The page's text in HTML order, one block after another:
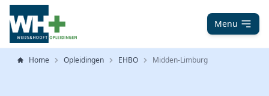
Menu
Home Opleidingen EHBO Midden-Limburg